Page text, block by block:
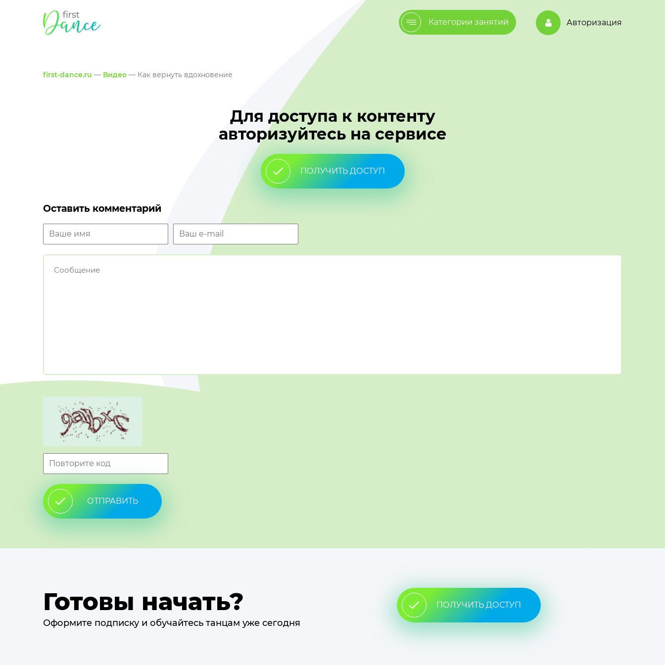
Авторизация
Категории занятий
first-dance.ru — Видео — Как вернуть вдохновение
Для доступа к контенту
авторизуйтесь на сервисе
ПОЛУЧИТЬ ДОСТУП
Оставить комментарий
ОТПРАВИТЬ
Готовы начать?
Оформите подписку и обучайтесь танцам уже сегодня
ПОЛУЧИТЬ ДОСТУП